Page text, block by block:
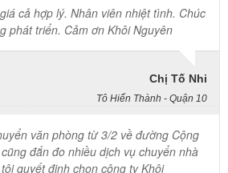
phát triển. Cảm ơn Khôi Nguyên
Tô Hiến Thành - Quận 10
đắn đo nhiều dịch vụ chuyển nhà
quyết định chọn công ty Khôi
hài lòng. Cảm ơn quý công ty.